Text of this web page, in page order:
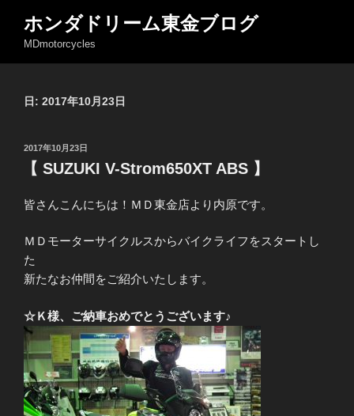
ン
ホンダドリーム東金ブログ
MDmotorcycles
日: 2017年10月23日
投
稿
日:
2017年10月23日
【 SUZUKI V-Strom650XT ABS 】
皆さんこんにちは！ＭＤ東金店より内原です。
ＭＤモーターサイクルスからバイクライフをスタートし
た
新たなお仲間をご紹介いたします。
☆Ｋ様、ご納車おめでとうございます♪